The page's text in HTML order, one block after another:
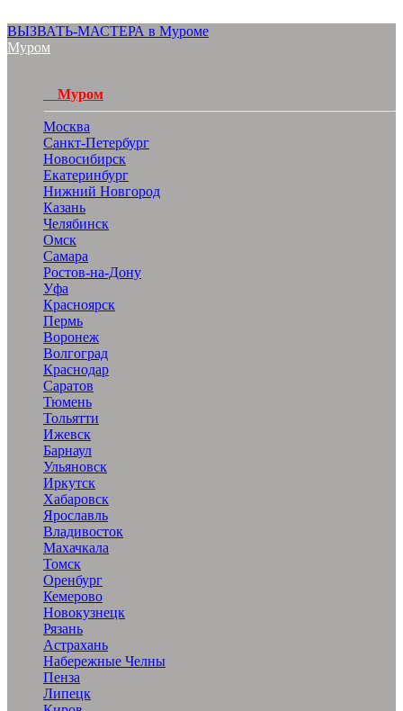
ВЫЗВАТЬ-МАСТЕРА в Муроме
Муром
Муром
Москва
Санкт-Петербург
Новосибирск
Екатеринбург
Нижний Новгород
Казань
Челябинск
Омск
Самара
Ростов-на-Дону
Уфа
Красноярск
Пермь
Воронеж
Волгоград
Краснодар
Саратов
Тюмень
Тольятти
Ижевск
Барнаул
Ульяновск
Иркутск
Хабаровск
Ярославль
Владивосток
Махачкала
Томск
Оренбург
Кемерово
Новокузнецк
Рязань
Астрахань
Набережные Челны
Пенза
Липецк